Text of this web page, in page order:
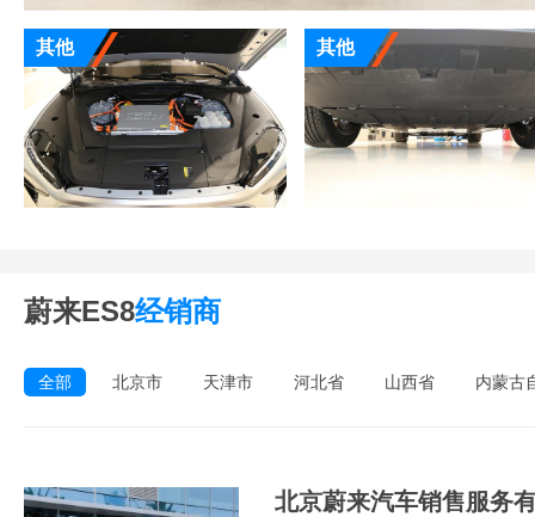
其他 其他
蔚来ES8经销商
全部 北京市 天津市 河北省 山西省 内蒙古
北京蔚来汽车销售服务